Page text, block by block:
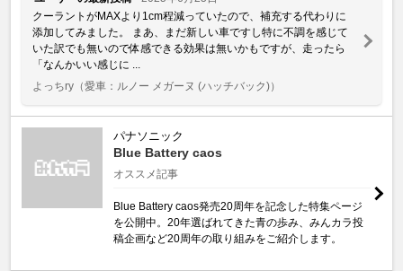
クーラントがMAXより1cm程減っていたので、補充する代わりに
添加してみました。 まあ、まだ新しい車ですし特に不調を感じて
いた訳でも無いので体感できる効果は無いかもですが、走ったら
「なんかいい感じに ...
よっちry （愛車：ルノー メガーヌ (ハッチバック)）
パナソニック
Blue Battery caos
オススメ記事
Blue Battery caos発売20周年を記念した特集ページ
を公開中。20年選ばれてきた青の歩み、みんカラ投
稿企画など20周年の取り組みをご紹介します。